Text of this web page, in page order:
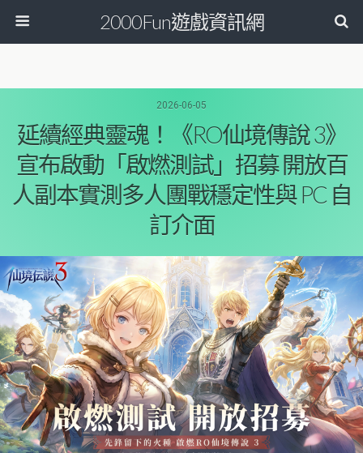
2000Fun遊戲資訊網
2026-06-05
延續經典靈魂！《RO仙境傳說 3》
宣布啟動「啟燃測試」招募 開放百
人副本實測多人團戰穩定性與 PC 自
訂介面